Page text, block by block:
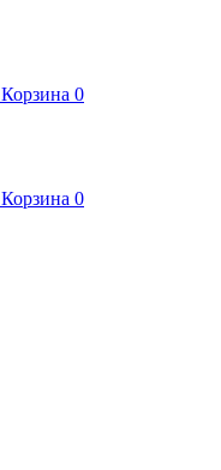
Корзина 0
Корзина 0